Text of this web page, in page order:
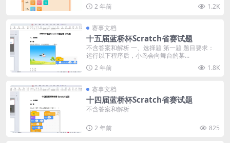
2 年前
1.2K
赛事文档
十五届蓝桥杯Scratch省赛试题
不含答案和解析 一、选择题 第一题 题目要求：
运行以下程序后，小鸟会向舞台的某...
2 年前
1.8K
赛事文档
十四届蓝桥杯Scratch省赛试题
不含答案和解析
2 年前 825